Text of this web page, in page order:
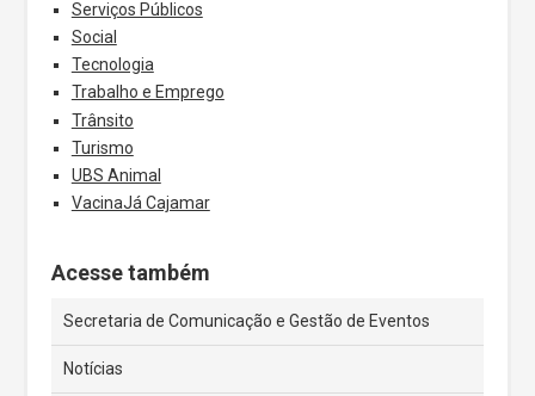
Serviços Públicos
Social
Tecnologia
Trabalho e Emprego
Trânsito
Turismo
UBS Animal
VacinaJá Cajamar
Acesse também
Secretaria de Comunicação e Gestão de Eventos
Notícias